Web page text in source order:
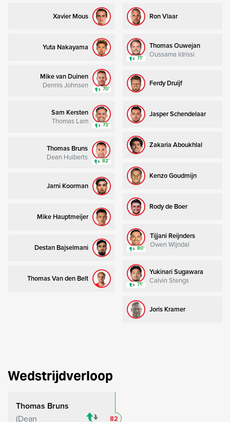
Xavier Mous
Yuta Nakayama
Mike van Duinen
Dennis Johnsen 70’
Sam Kersten
Thomas Lam 73’
Thomas Bruns
Dean Huiberts 82’
Jarni Koorman
Mike Hauptmeijer
Destan Bajselmani
Thomas Van den Belt
Ron Vlaar
Thomas Ouwejan
Oussama Idrissi
71’
Ferdy Druijf
Jasper Schendelaar
Zakaria Aboukhlal
Kenzo Goudmijn
Rody de Boer
Tijjani Reijnders
Owen Wijndal
80’
Yukinari Sugawara
Calvin Stengs
71’
Joris Kramer
Wedstrijdverloop
Thomas Bruns
Dean 82